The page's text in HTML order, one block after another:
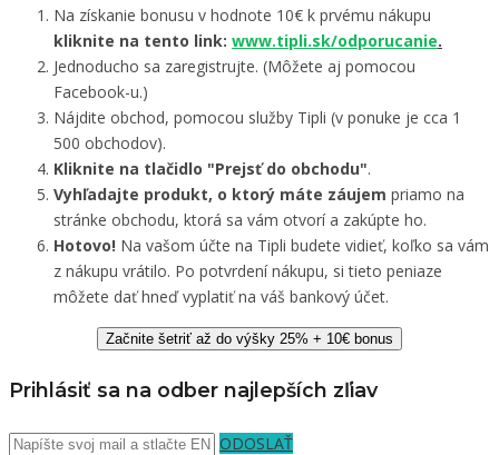
Na získanie bonusu v hodnote 10€ k prvému nákupu
kliknite na tento link: www.tipli.sk/odporucanie.
Jednoducho sa zaregistrujte. (Môžete aj pomocou
Facebook-u.)
Nájdite obchod, pomocou služby Tipli (v ponuke je cca 1
500 obchodov).
Kliknite na tlačidlo "Prejsť do obchodu".
Vyhľadajte produkt, o ktorý máte záujem priamo na
stránke obchodu, ktorá sa vám otvorí a zakúpte ho.
Hotovo! Na vašom účte na Tipli budete vidieť, koľko sa vám
z nákupu vrátilo. Po potvrdení nákupu, si tieto peniaze
môžete dať hneď vyplatiť na váš bankový účet.
Začnite šetriť až do výšky 25% + 10€ bonus
Prihlásiť sa na odber najlepších zľiav
ODOSLAŤ